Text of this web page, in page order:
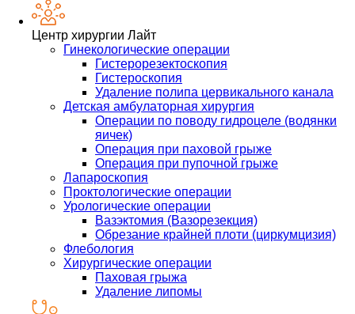
Центр хирургии Лайт
Гинекологические операции
Гистерорезектоскопия
Гистероскопия
Удаление полипа цервикального канала
Детская амбулаторная хирургия
Операции по поводу гидроцеле (водянки
яичек)
Операция при паховой грыже
Операция при пупочной грыже
Лапароскопия
Проктологические операции
Урологические операции
Вазэктомия (Вазорезекция)
Обрезание крайней плоти (циркумцизия)
Флебология
Хирургические операции
Паховая грыжа
Удаление липомы